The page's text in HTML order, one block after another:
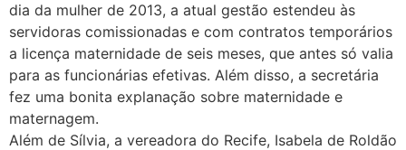
dia da mulher de 2013, a atual gestão estendeu às
servidoras comissionadas e com contratos temporários
a licença maternidade de seis meses, que antes só valia
para as funcionárias efetivas. Além disso, a secretária
fez uma bonita explanação sobre maternidade e
maternagem.
Além de Sílvia, a vereadora do Recife, Isabela de Roldão